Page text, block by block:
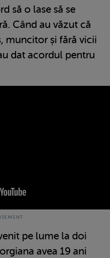
să o lase să se
Când au văzut că
muncitor și fără vicii
dat acordul pentru
pe lume la doi
avea 19 ani